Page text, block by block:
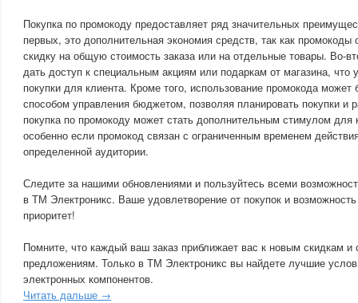
Покупка по промокоду предоставляет ряд значительных
первых, это дополнительная экономия средств, так как
скидку на общую стоимость заказа или на отдельные товары. Во-
дать доступ к специальным акциям или подаркам от магазина, что
покупки для клиента. Кроме того, использование промокода
способом управления бюджетом, позволяя планировать покупки и
покупка по промокоду может стать дополнительным стимулом для
особенно если промокод связан с ограниченным временем
определенной аудитории.
Следите за нашими обновлениями и пользуйтесь всеми
в ТМ Электроникс. Ваше удовлетворение от покупок и
приоритет!
Помните, что каждый ваш заказ приближает вас к новым скидкам и
предложениям. Только в ТМ Электроникс вы найдете лучшие
электронных компонентов.
Читать дальше →